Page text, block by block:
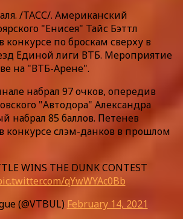
/ТАСС/. Американский
"Енисея" Тайс Бэттл
конкурсе по броскам сверху в
Единой лиги ВТБ. Мероприятие
на "ВТБ-Арене".
набрал 97 очков, опередив
"Автодора" Александра
набрал 85 баллов. Петенев
конкурсе слэм-данков в прошлом
WINS THE DUNK CONTEST
qYwWYAc0Bb
(@VTBUL) February 14, 2021